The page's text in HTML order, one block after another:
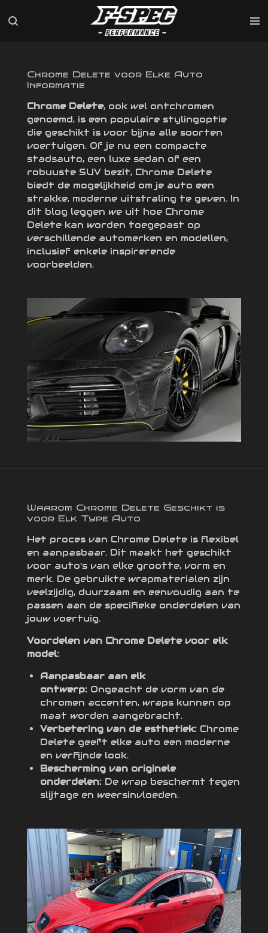
direct
Chrome Delete voor Elke Auto
Informatie
Chrome Delete, ook wel ontchromen
genoemd, is een populaire stylingoptie
die geschikt is voor bijna alle soorten
voertuigen. Of je nu een compacte
stadsauto, een luxe sedan of een
robuuste SUV bezit, Chrome Delete
biedt de mogelijkheid om je auto een
strakke, moderne uitstraling te geven. In
dit blog leggen we uit hoe Chrome
Delete kan worden toegepast op
verschillende automerken en modellen,
inclusief enkele inspirerende
voorbeelden.
Waarom Chrome Delete Geschikt is
voor Elk Type Auto
Het proces van Chrome Delete is flexibel
en aanpasbaar. Dit maakt het geschikt
voor auto's van elke grootte, vorm en
merk. De gebruikte wrapmaterialen zijn
veelzijdig, duurzaam en eenvoudig aan te
passen aan de specifieke onderdelen van
jouw voertuig.
Voordelen van Chrome Delete voor elk
model:
Aanpasbaar aan elk
ontwerp: Ongeacht de vorm van de
chromen accenten, wraps kunnen op
maat worden aangebracht.
Verbetering van de esthetiek: Chrome
Delete geeft elke auto een moderne
en verfijnde look.
Bescherming van originele
onderdelen: De wrap beschermt tegen
slijtage en weersinvloeden.